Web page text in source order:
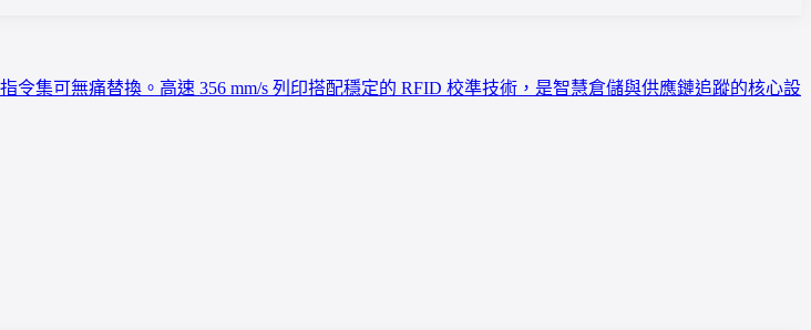
集可無痛替換。高速 356 mm/s 列印搭配穩定的 RFID 校準技術，是智慧倉儲與供應鏈追蹤的核心設